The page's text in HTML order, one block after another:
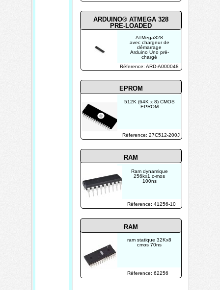
ATMega328
avec chargeur de
démarrage
Arduino Uno pré-
chargé
Ram dynamique
256kx1 c-mos
100ns
512K (64K x 8) CMOS
EPROM
ram statique 32Kx8
cmos 70ns
Réference: 27C512-200J
Réference: 62256
Réference: ARD-A000048
Réference: 41256-10
ARDUINO® ATMEGA 328
PRE-LOADED
RAM
RAM
EPROM